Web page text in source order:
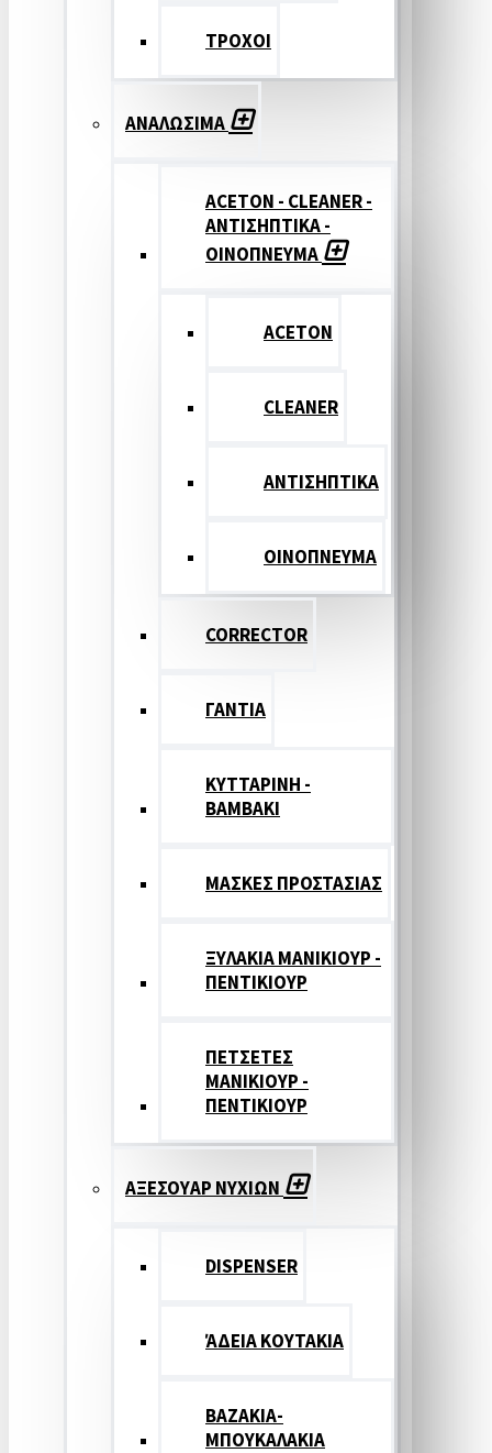
ΤΡΟΧΟΙ
ΑΝΑΛΩΣΙΜΑ
ACETON - CLEANER -
ΑΝΤΙΣΗΠΤΙΚΑ -
ΟΙΝΟΠΝΕΥΜΑ
ACETON
CLEANER
ΑΝΤΙΣΗΠΤΙΚΑ
ΟΙΝΟΠΝΕΥΜΑ
CORRECTOR
ΓΑΝΤΙΑ
ΚΥΤΤΑΡΙΝΗ -
ΒΑΜΒΑΚΙ
ΜΑΣΚΕΣ ΠΡΟΣΤΑΣΙΑΣ
ΞΥΛΑΚΙΑ ΜΑΝΙΚΙΟΥΡ -
ΠΕΝΤΙΚΙΟΥΡ
ΠΕΤΣΕΤΕΣ
ΜΑΝΙΚΙΟΥΡ -
ΠΕΝΤΙΚΙΟΥΡ
ΑΞΕΣΟΥΑΡ ΝΥΧΙΩΝ
DISPENSER
ΆΔΕΙΑ ΚΟΥΤΑΚΙΑ
ΒΑΖΑΚΙΑ-
ΜΠΟΥΚΑΛΑΚΙΑ